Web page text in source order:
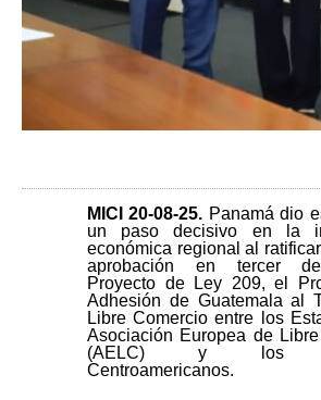
MICI 20-08-25. Panamá dio
un paso decisivo en la
económica regional al
aprobación en tercer
Proyecto de Ley 209, el
Adhesión de Guatemala al
Libre Comercio entre los
Asociación Europea de
(AELC) y los
Centroamericanos.